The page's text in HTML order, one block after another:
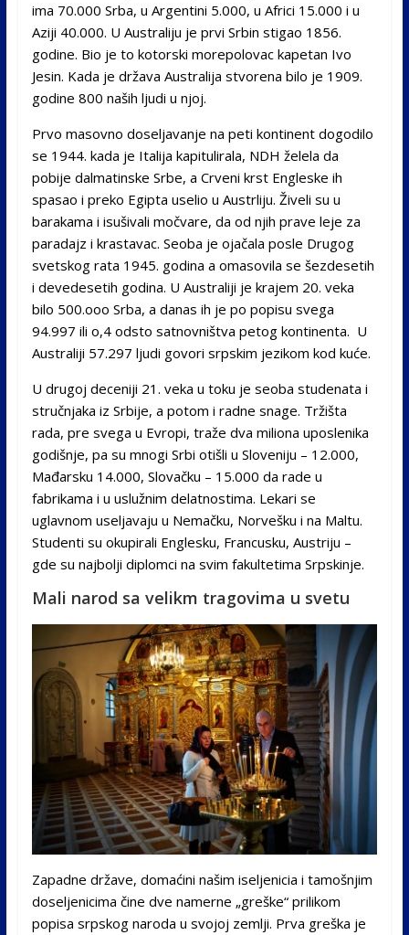
ima 70.000 Srba, u Argentini 5.000, u Africi 15.000 i u
Aziji 40.000. U Australiju je prvi Srbin stigao 1856.
godine. Bio je to kotorski morepolovac kapetan Ivo
Jesin. Kada je država Australija stvorena bilo je 1909.
godine 800 naših ljudi u njoj.
Prvo masovno doseljavanje na peti kontinent dogodilo
se 1944. kada je Italija kapitulirala, NDH želela da
pobije dalmatinske Srbe, a Crveni krst Engleske ih
spasao i preko Egipta uselio u Austrliju. Živeli su u
barakama i isušivali močvare, da od njih prave leje za
paradajz i krastavac. Seoba je ojačala posle Drugog
svetskog rata 1945. godina a omasovila se šezdesetih
i devedesetih godina. U Australiji je krajem 20. veka
bilo 500.ooo Srba, a danas ih je po popisu svega
94.997 ili o,4 odsto satnovništva petog kontinenta. U
Australiji 57.297 ljudi govori srpskim jezikom kod kuće.
U drugoj deceniji 21. veka u toku je seoba studenata i
stručnjaka iz Srbije, a potom i radne snage. Tržišta
rada, pre svega u Evropi, traže dva miliona uposlenika
godišnje, pa su mnogi Srbi otišli u Sloveniju – 12.000,
Mađarsku 14.000, Slovačku – 15.000 da rade u
fabrikama i u uslužnim delatnostima. Lekari se
uglavnom useljavaju u Nemačku, Norvešku i na Maltu.
Studenti su okupirali Englesku, Francusku, Austriju –
gde su najbolji diplomci na svim fakultetima Srpskinje.
Mali narod sa velikm tragovima u svetu
Zapadne države, domaćini našim iseljenicia i tamošnjim
doseljenicima čine dve namerne „greške“ prilikom
popisa srpskog naroda u svojoj zemlji. Prva greška je